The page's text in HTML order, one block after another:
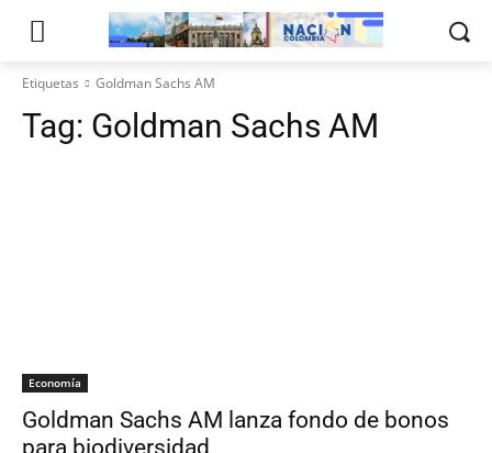
Etiquetas Goldman Sachs AM
Tag: Goldman Sachs AM
Economía
Goldman Sachs AM lanza fondo de bonos
para biodiversidad